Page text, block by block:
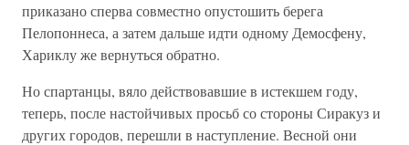
приказано сперва совместно опустошить берега
Пелопоннеса, а затем дальше идти одному Демосфену,
Хариклу же вернуться обратно.
Но спартанцы, вяло действовавшие в истекшем году,
теперь, после настойчивых просьб со стороны Сиракуз и
других городов, перешли в наступление. Весной они